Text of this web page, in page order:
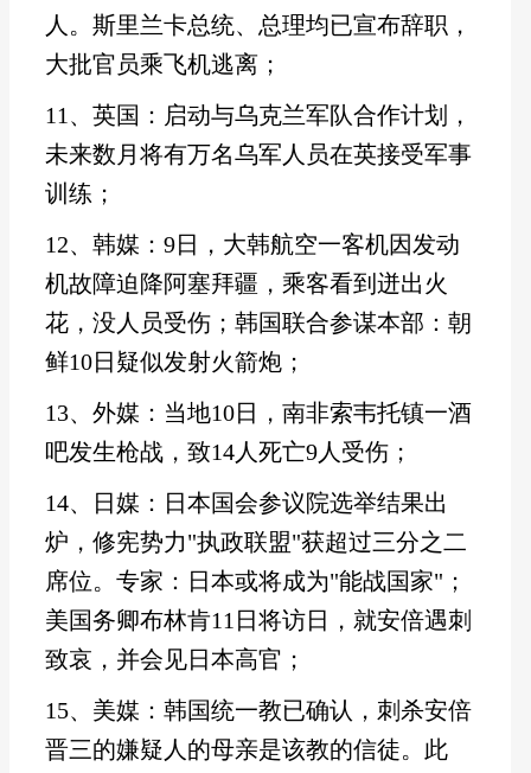
人。斯里兰卡总统、总理均已宣布辞职，
大批官员乘飞机逃离；
11、英国：启动与乌克兰军队合作计划，
未来数月将有万名乌军人员在英接受军事
训练；
12、韩媒：9日，大韩航空一客机因发动
机故障迫降阿塞拜疆，乘客看到迸出火
花，没人员受伤；韩国联合参谋本部：朝
鲜10日疑似发射火箭炮；
13、外媒：当地10日，南非索韦托镇一酒
吧发生枪战，致14人死亡9人受伤；
14、日媒：日本国会参议院选举结果出
炉，修宪势力"执政联盟"获超过三分之二
席位。专家：日本或将成为"能战国家"；
美国务卿布林肯11日将访日，就安倍遇刺
致哀，并会见日本高官；
15、美媒：韩国统一教已确认，刺杀安倍
晋三的嫌疑人的母亲是该教的信徒。此